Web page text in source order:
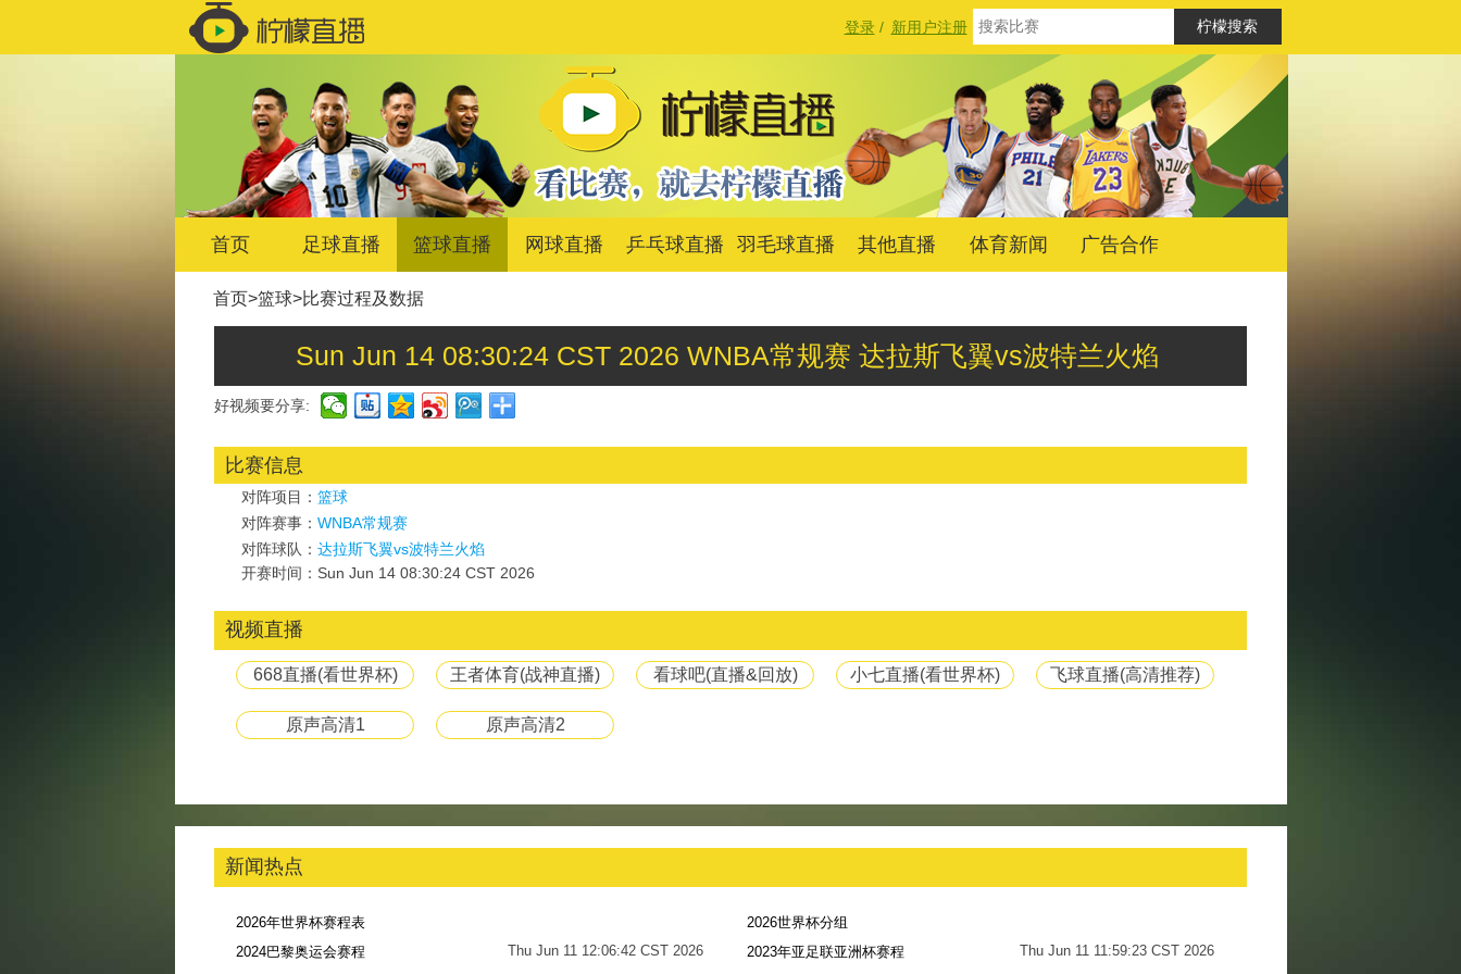
登录/ 新用户注册
首页 足球直播 篮球直播 网球直播 乒乓球直播 羽毛球直播 其他直播 体育新闻 广告合作
首页>篮球>比赛过程及数据
Sun Jun 14 08:30:24 CST 2026 WNBA常规赛 达拉斯飞翼vs波特兰火焰
好视频要分享:
比赛信息
对阵项目： 篮球
对阵赛事： WNBA常规赛
对阵球队： 达拉斯飞翼vs波特兰火焰
开赛时间：Sun Jun 14 08:30:24 CST 2026
视频直播
668直播(看世界杯) 王者体育(战神直播) 看球吧(直播&回放) 小七直播(看世界杯) 飞球直播(高清推荐)
原声高清1 原声高清2
新闻热点
2026年世界杯赛程表
Thu Jun 11 12:06:42 CST 2026
2026世界杯分组
Thu Jun 11 11:59:23 CST 2026
2024巴黎奥运会赛程
2023年亚足联亚洲杯赛程